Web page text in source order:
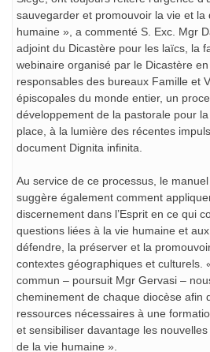
sauvegarder et promouvoir la vie et la
humaine », a commenté S. Exc. Mgr
adjoint du Dicastère pour les laïcs, la
webinaire organisé par le Dicastère
responsables des bureaux Famille et
épiscopales du monde entier, un
développement de la pastorale pour
place, à la lumière des récentes
document Dignita infinita.
Au service de ce processus, le
suggère également comment
discernement dans l’Esprit en ce qui
questions liées à la vie humaine et
défendre, la préserver et la
contextes géographiques et culturels.
commun – poursuit Mgr Gervasi –
cheminement de chaque diocèse afin
ressources nécessaires à une
et sensibiliser davantage les
de la vie humaine ».